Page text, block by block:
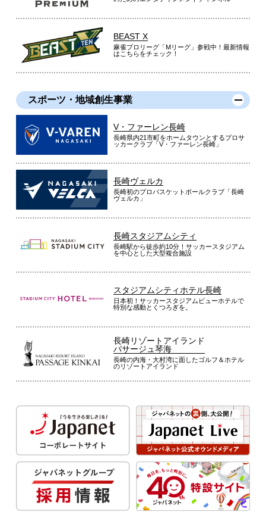
BEAST X
麻雀プロリーグ「Mリーグ」参戦中！最新情報
はこちらをチェック！
スポーツ・地域創生事業
V・ファーレン長崎
長崎県内21市町をホームタウンとするプロサ
ッカークラブ「V・ファーレン長崎」
長崎ヴェルカ
長崎初のプロバスケットボールクラブ「長崎
ヴェルカ」
長崎スタジアムシティ
長崎駅から徒歩約10分！サッカースタジアム
を中心とした大型複合施設
スタジアムシティホテル長崎
日本初！サッカースタジアムビューホテルで
特別な感動とくつろぎを。
長崎リゾートアイランド
パサージュ琴海
長崎の内海・大村湾に面したゴルフ＆ホテル
のリゾートアイランド